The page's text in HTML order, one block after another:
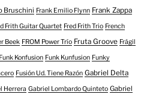
Bruschini Frank Emilio Flynn Frank Zappa
Frith Guitar Quartet Fred Frith Trio French
Beek FROM Power Trío Fruta Groove Frágil
Funk Konfusion Funk Kunfusion Funky
Fusión Ud. Tiene Razón Gabriel Delta
Herrera Gabriel Lombardo Quinteto Gabriel